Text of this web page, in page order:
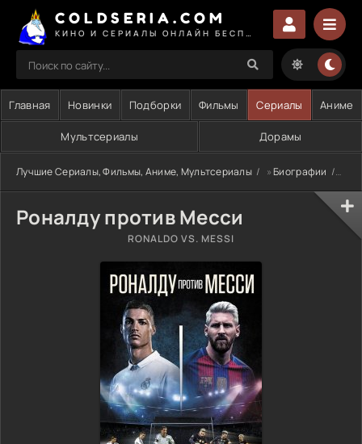
COLDSERIA.COM
Главная Новинки Подборки Фильмы Сериалы Аниме
Мультсериалы Дорамы
Лучшие Сериалы, Фильмы, Аниме, Мультсериалы »Биографии »
Роналду против Месси
RONALDO VS. MESSI